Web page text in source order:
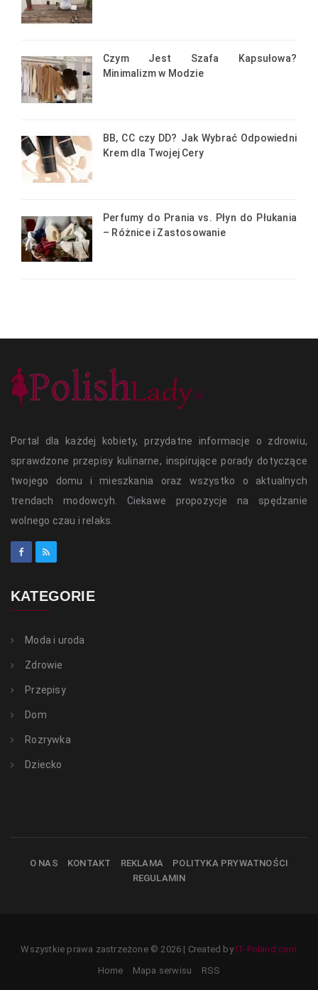
Czym Jest Szafa Kapsułowa?
Minimalizm w Modzie
BB, CC czy DD? Jak Wybrać Odpowiedni
Krem dla Twojej Cery
Perfumy do Prania vs. Płyn do Płukania
– Różnice i Zastosowanie
Portal dla każdej kobiety, przydatne informacje o zdrowiu,
sprawdzone przepisy kulinarne, inspirujące porady dotyczące
twojego domu i mieszkania oraz wszystko o aktualnych
trendach modowcyh. Ciekawe propozycje na spędzanie
wolnego czau i relaks.
KATEGORIE
Moda i uroda
Zdrowie
Przepisy
Dom
Rozrywka
Dziecko
O NAS KONTAKT REKLAMA
POLITYKA PRYWATNOŚCI
REGULAMIN
Wszystkie prawa zastrzeżone © 2026 | Created by IT-Poland.com
Home
Mapa serwisu RSS